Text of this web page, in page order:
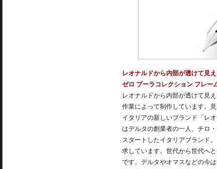
レオナルドから内部が透けて見
ゼロ プーラコレクション フレー
レオナルドから内部が透けて見
作業によって制作しています。
イタリアの新しいブランド「レ
はデルタの創業者の一人、チロ
スタートしたイタリアブランド
求しています。世代から世代へ
です。デルタやオマスなどの今